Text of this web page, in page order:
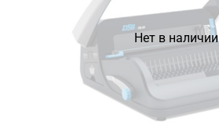
Нет в наличии